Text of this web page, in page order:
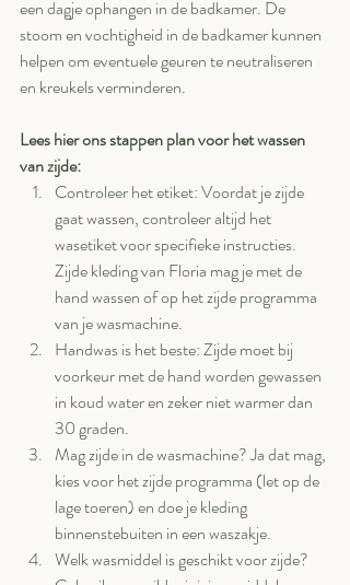
een dagje ophangen in de badkamer. De
stoom en vochtigheid in de badkamer kunnen
helpen om eventuele geuren te neutraliseren
en kreukels verminderen.
Lees hier ons stappen plan voor het wassen
van zijde:
Controleer het etiket: Voordat je zijde
gaat wassen, controleer altijd het
wasetiket voor specifieke instructies.
Zijde kleding van Floria mag je met de
hand wassen of op het zijde programma
van je wasmachine.
Handwas is het beste: Zijde moet bij
voorkeur met de hand worden gewassen
in koud water en zeker niet warmer dan
30 graden.
Mag zijde in de wasmachine? Ja dat mag,
kies voor het zijde programma (let op de
lage toeren) en doe je kleding
binnenstebuiten in een waszakje.
Welk wasmiddel is geschikt voor zijde?